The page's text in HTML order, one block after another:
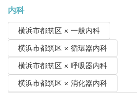
内科
横浜市都筑区 × 一般内科
横浜市都筑区 × 循環器内科
横浜市都筑区 × 呼吸器内科
横浜市都筑区 × 消化器内科